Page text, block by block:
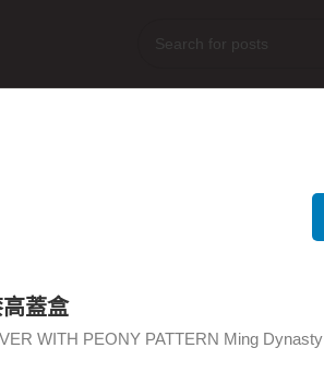
蓋盒
WITH PEONY PATTERN Ming Dynasty